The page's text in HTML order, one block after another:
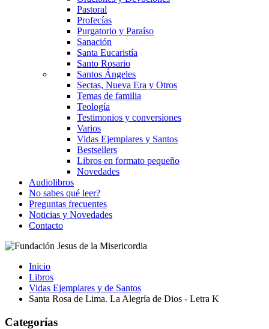
Pastoral
Profecías
Purgatorio y Paraíso
Sanación
Santa Eucaristía
Santo Rosario
Santos Ángeles
Sectas, Nueva Era y Otros
Temas de familia
Teología
Testimonios y conversiones
Varios
Vidas Ejemplares y Santos
Bestsellers
Libros en formato pequeño
Novedades
Audiolibros
No sabes qué leer?
Preguntas frecuentes
Noticias y Novedades
Contacto
Inicio
Libros
Vidas Ejemplares y de Santos
Santa Rosa de Lima. La Alegría de Dios - Letra K
Categorías